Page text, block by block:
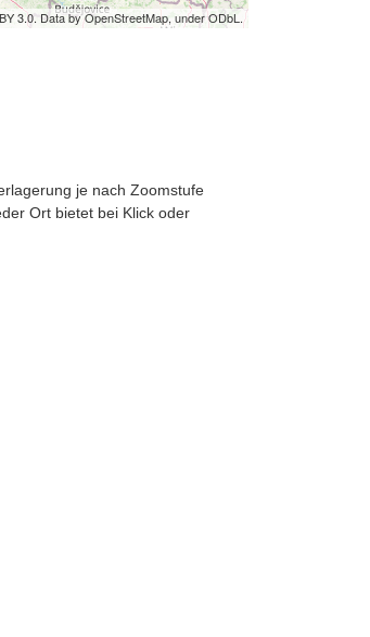
3.0. Data by OpenStreetMap, under ODbL.
je nach Zoomstufe
Ort bietet bei Klick oder